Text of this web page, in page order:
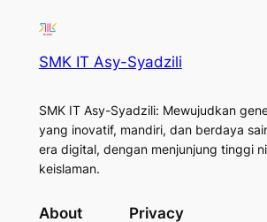
SMK IT Asy-Syadzili
SMK IT Asy-Syadzili: Mewujudkan
yang inovatif, mandiri, dan berdaya
era digital, dengan menjunjung tinggi
keislaman.
About Privacy